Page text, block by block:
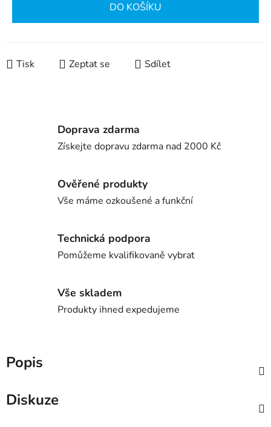
DO KOŠÍKU
Tisk Zeptat se Sdílet
Doprava zdarma
Získejte dopravu zdarma nad 2000 Kč
Ověřené produkty
Vše máme ozkoušené a funkční
Technická podpora
Pomůžeme kvalifikovaně vybrat
Vše skladem
Produkty ihned expedujeme
Popis
Diskuze